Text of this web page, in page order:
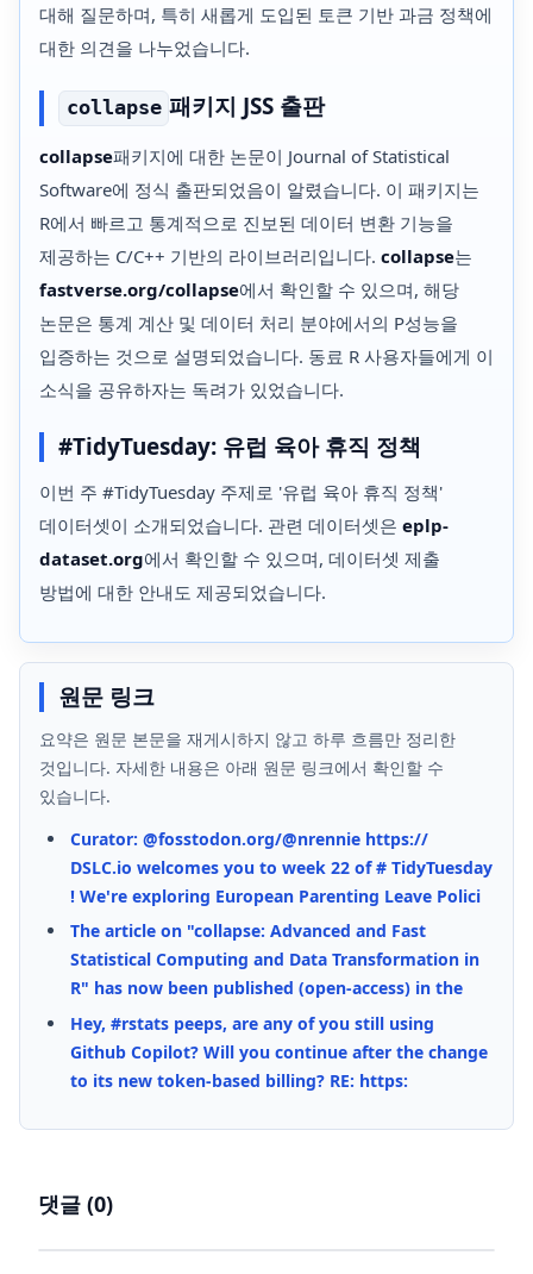
대해 질문하며, 특히 새롭게 도입된 토큰 기반 과금 정책에
대한 의견을 나누었습니다.
collapse 패키지 JSS 출판
collapse패키지에 대한 논문이 Journal of Statistical
Software에 정식 출판되었음이 알렸습니다. 이 패키지는
R에서 빠르고 통계적으로 진보된 데이터 변환 기능을
제공하는 C/C++ 기반의 라이브러리입니다. collapse는
fastverse.org/collapse에서 확인할 수 있으며, 해당
논문은 통계 계산 및 데이터 처리 분야에서의 P성능을
입증하는 것으로 설명되었습니다. 동료 R 사용자들에게 이
소식을 공유하자는 독려가 있었습니다.
#TidyTuesday: 유럽 육아 휴직 정책
이번 주 #TidyTuesday 주제로 '유럽 육아 휴직 정책'
데이터셋이 소개되었습니다. 관련 데이터셋은 eplp-
dataset.org에서 확인할 수 있으며, 데이터셋 제출
방법에 대한 안내도 제공되었습니다.
원문 링크
요약은 원문 본문을 재게시하지 않고 하루 흐름만 정리한
것입니다. 자세한 내용은 아래 원문 링크에서 확인할 수
있습니다.
Curator: @fosstodon.org/@nrennie https://
DSLC.io welcomes you to week 22 of # TidyTuesday
! We're exploring European Parenting Leave Polici
The article on "collapse: Advanced and Fast
Statistical Computing and Data Transformation in
R" has now been published (open-access) in the
Hey, #rstats peeps, are any of you still using
Github Copilot? Will you continue after the change
to its new token-based billing? RE: https:
댓글 (0)